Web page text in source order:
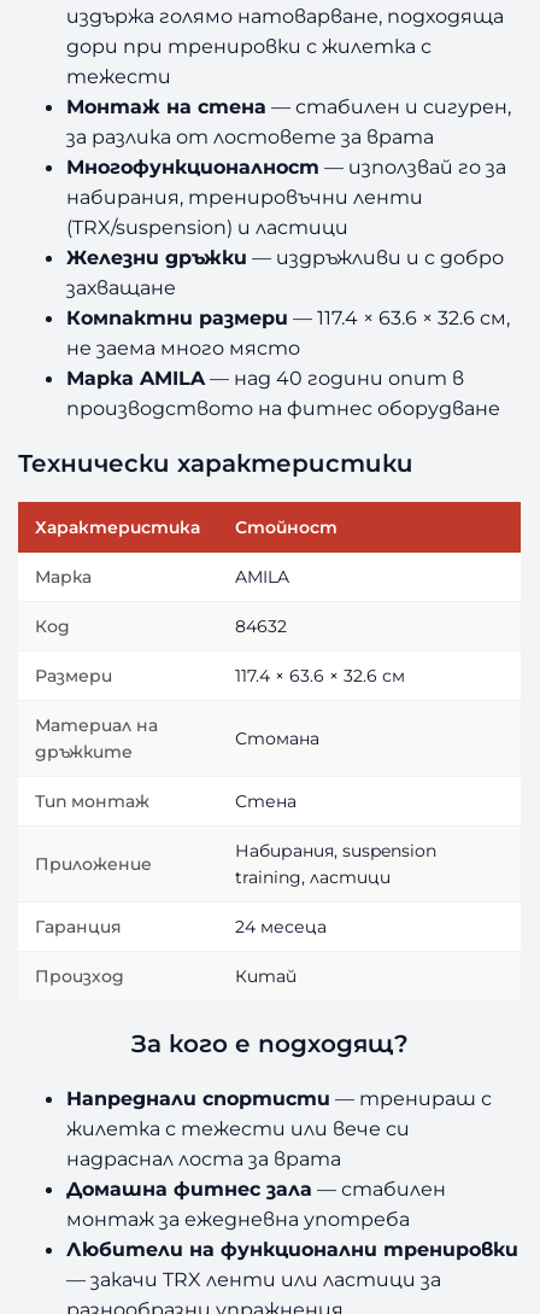
издържа голямо натоварване, подходяща
дори при тренировки с жилетка с
тежести
Монтаж на стена — стабилен и сигурен,
за разлика от лостовете за врата
Многофункционалност — използвай го за
набирания, тренировъчни ленти
(TRX/suspension) и ластици
Железни дръжки — издръжливи и с добро
захващане
Компактни размери — 117.4 × 63.6 × 32.6 см,
не заема много място
Марка AMILA— над 40 години опит в
производството на фитнес оборудване
Технически характеристики
Характеристика Стойност
Марка AMILA
Код 84632
Размери 117.4 × 63.6 × 32.6 см
Материал на
дръжките
Стомана
Тип монтаж Стена
Приложение
Набирания, suspension
training, ластици
Гаранция 24 месеца
Произход Китай
За кого е подходящ?
Напреднали спортисти — тренираш с
жилетка с тежести или вече си
надраснал лоста за врата
Домашна фитнес зала — стабилен
монтаж за ежедневна употреба
Любители на функционални тренировки
— закачи TRX ленти или ластици за
разнообразни упражнения